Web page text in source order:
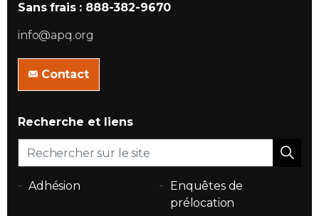
Sans frais : 888-382-9670
info@apq.org
Contact
Recherche et liens
Adhésion
Enquêtes de
prélocation